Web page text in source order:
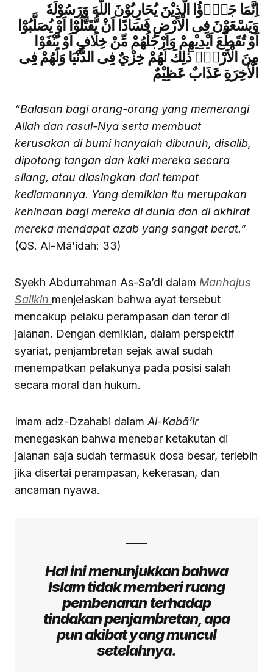
اِنَّمَا جَزٰۤؤُا الَّذِيْنَ يُحَارِبُوْنَ اللّٰهَ وَرَسُوْلَهٗ
وَيَسْعَوْنَ فِى الْاَرْضِ فَسَادًا اَنْ يُّقَتَّلُوْٓا اَوْ يُصَلَّبُوْٓا
اَوْ تُقَطَّعَ اَيْدِيْهِمْ وَاَرْجُلُهُمْ مِّنْ خِلَافٍ اَوْ يُنْفَوْا
مِنَ الْاَرْضِۗ ذٰلِكَ لَهُمْ خِزْيٌ فِى الدُّنْيَا وَلَهُمْ فِى
الْاٰخِرَةِ عَذَابٌ عَظِيْمٌ
“Balasan bagi orang-orang yang memerangi
Allah dan rasul-Nya serta membuat
kerusakan di bumi hanyalah dibunuh, disalib,
dipotong tangan dan kaki mereka secara
silang, atau diasingkan dari tempat
kediamannya. Yang demikian itu merupakan
kehinaan bagi mereka di dunia dan di akhirat
mereka mendapat azab yang sangat berat.”
(QS. Al-Mā’idah: 33)
Syekh Abdurrahman As-Sa’di dalam Manhajus
Salikin menjelaskan bahwa ayat tersebut
mencakup pelaku perampasan dan teror di
jalanan. Dengan demikian, dalam perspektif
syariat, penjambretan sejak awal sudah
menempatkan pelakunya pada posisi salah
secara moral dan hukum.
Imam adz-Dzahabi dalam Al-Kabā’ir
menegaskan bahwa menebar ketakutan di
jalanan saja sudah termasuk dosa besar, terlebih
jika disertai perampasan, kekerasan, dan
ancaman nyawa.
Hal ini menunjukkan bahwa
Islam tidak memberi ruang
pembenaran terhadap
tindakan penjambretan, apa
pun akibat yang muncul
setelahnya.